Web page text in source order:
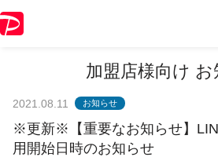
加盟店様向け お
2021.08.11 お知らせ
※更新※【重要なお知らせ】
用開始日時のお知らせ